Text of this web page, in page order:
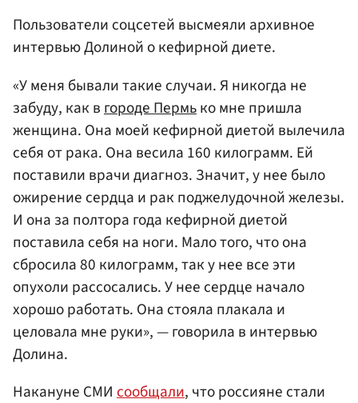
Пользователи соцсетей высмеяли архивное
интервью Долиной о кефирной диете.
«У меня бывали такие случаи. Я никогда не
забуду, как в городе Пермько мне пришла
женщина. Она моей кефирной диетой вылечила
себя от рака. Она весила 160 килограмм. Ей
поставили врачи диагноз. Значит, у нее было
ожирение сердца и рак поджелудочной железы.
И она за полтора года кефирной диетой
поставила себя на ноги. Мало того, что она
сбросила 80 килограмм, так у нее все эти
опухоли рассосались. У нее сердце начало
хорошо работать. Она стояла плакала и
целовала мне руки», — говорила в интервью
Долина.
Накануне СМИ сообщали, что россияне стали